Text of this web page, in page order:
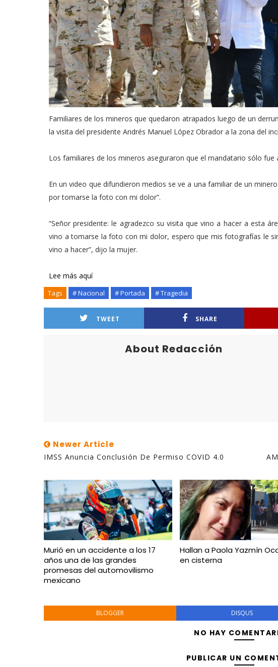
Familiares de los mineros que quedaron atrapados luego de un
la visita del presidente Andrés Manuel López Obrador a la zona del
Los familiares de los mineros aseguraron que el mandatario sólo
En un video que difundieron medios se ve a una familiar de un
por tomarse la foto con mi dolor”.
“Señor presidente: le agradezco su visita que vino a hacer a esta
vino a tomarse la foto con mi dolor, espero que mis fotografías le
vino a hacer”, dijo la mujer.
Lee más aquí
Tags # Nacional # Portada # Tragedia
TWEET SHARE
About Redacción
Newer Article
IMSS Anuncia Conclusión De Permiso COVID 4.0
Murió en un accidente a los 17
años una de las grandes
promesas del automovilismo
mexicano
Hallan a Paola Yazmín
en cisterna
BLOGGER DISQUS
NO HAY
PUBLICAR UN